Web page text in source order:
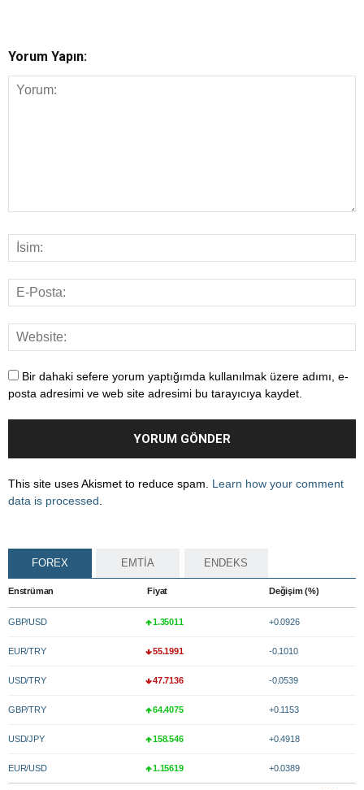
Yorum Yapın:
Bir dahaki sefere yorum yaptığımda kullanılmak üzere adımı, e-
posta adresimi ve web site adresimi bu tarayıcıya kaydet.
This site uses Akismet to reduce spam. Learn how your comment
data is processed
FOREX EMTİA ENDEKS
Enstrüman Fiyat Değişim (%)
GBP/USD 1.35011 +0.0926
EUR/TRY 55.1991 -0.1010
USD/TRY 47.7136 -0.0539
GBP/TRY 64.4075 +0.1153
USD/JPY 158.546 +0.4918
EUR/USD 1.15619 +0.0389